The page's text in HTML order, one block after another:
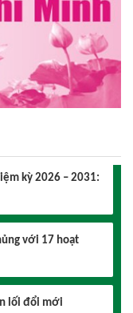
Lắk nhiệm kỳ
hội lần thứ I,